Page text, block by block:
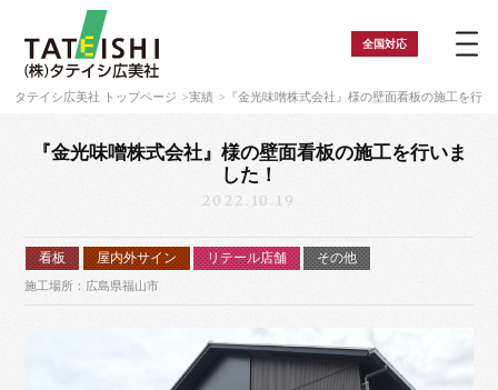
全国対応
タテイシ広美社 トップページ 実績 『金光味噌株式会社』様の壁面看板の施工を行
『金光味噌株式会社』様の壁面看板の施工を行いま
した！
2022.10.19
看板 屋内外サイン リテール店舗 その他
施工場所：広島県福山市